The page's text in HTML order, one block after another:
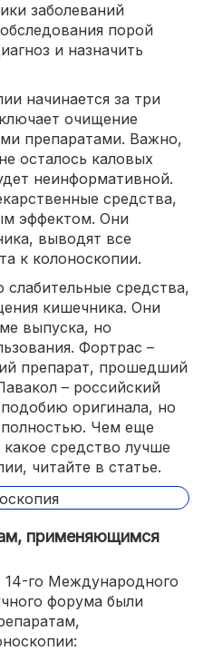
заболеваний
порой
и назначить
начинается за три
очищение
препаратами. Важно,
осталось каловых
неинформативной.
средства,
эффектом. Они
выводят все
к колоноскопии.
средства,
кишечника. Они
выпуска, но
Фортрас –
препарат, прошедший
– российский
оригинала, но
Чем еще
средство лучше
читайте в статье.
применяющимся
14-го Международного
форума были